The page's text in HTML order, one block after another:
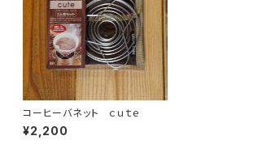
コーヒーバネット ｃｕｔｅ
¥2,200